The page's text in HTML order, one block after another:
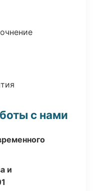
с нами
и